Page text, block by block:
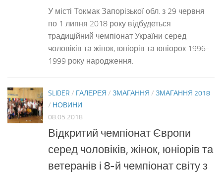
У місті Токмак Запорізької обл. з 29 червня
по 1 липня 2018 року відбудеться
традиційний чемпіонат України серед
чоловіків та жінок, юніорів та юніорок 1996-
1999 року народження.
SLIDER / ГАЛЕРЕЯ / ЗМАГАННЯ / ЗМАГАННЯ 2018
/ НОВИНИ
08.05.2018
Відкритий чемпіонат Європи
серед чоловіків, жінок, юніорів та
ветеранів і 8-й чемпіонат світу з